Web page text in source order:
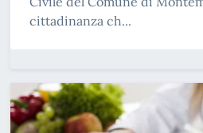
cittadinanza ch...